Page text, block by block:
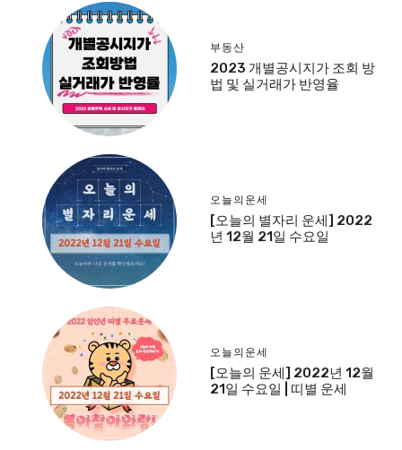
부동산
2023 개별공시지가 조회 방
법 및 실거래가 반영율
오늘의운세
[오늘의 별자리 운세] 2022
년 12월 21일 수요일
오늘의운세
[오늘의 운세] 2022년 12월
21일 수요일 | 띠별 운세